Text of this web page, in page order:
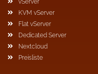
vServer
KVM vServer
Flat vServer
Dedicated Server
Nextcloud
Preisliste